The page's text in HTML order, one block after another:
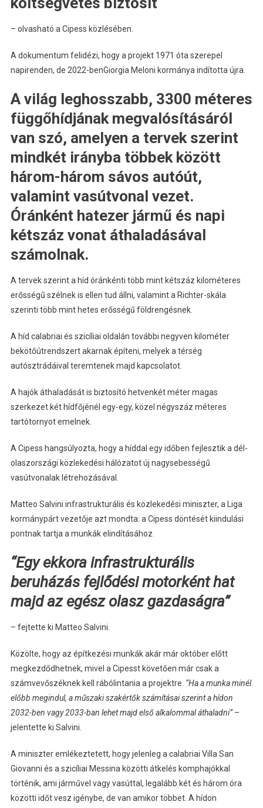
– olvasható a Cipess közlésében.
A dokumentum felidézi, hogy a projekt 1971 óta szerepel
napirenden, de 2022-benGiorgia Meloni kormánya indította újra.
A világ leghosszabb, 3300 méteres
függőhídjának megvalósításáról
van szó, amelyen a tervek szerint
mindkét irányba többek között
három-három sávos autóút,
valamint vasútvonal vezet.
Óránként hatezer jármű és napi
kétszáz vonat áthaladásával
számolnak.
A tervek szerint a híd óránkénti több mint kétszáz kilométeres
erősségű szélnek is ellen tud állni, valamint a Richter-skála
szerinti több mint hetes erősségű földrengésnek.
A híd calabriai és szicíliai oldalán további negyven kilométer
bekötőútrendszert akarnak építeni, melyek a térség
autósztrádáival teremtenek majd kapcsolatot.
A hajók áthaladását is biztosító hetvenkét méter magas
szerkezet két hídfőjénél egy-egy, közel négyszáz méteres
tartótornyot emelnek.
A Cipess hangsúlyozta, hogy a híddal egy időben fejlesztik a dél-
olaszországi közlekedési hálózatot új nagysebességű
vasútvonalak létrehozásával.
Matteo Salvini infrastrukturális és közlekedési miniszter, a Liga
kormánypárt vezetője azt mondta: a Cipess döntését kiindulási
pontnak tartja a munkák elindításához.
“Egy ekkora infrastrukturális
beruházás fejlődési motorként hat
majd az egész olasz gazdaságra”
– fejtette ki Matteo Salvini.
Közölte, hogy az építkezési munkák akár már október előtt
megkezdődhetnek, mivel a Cipesst követően már csak a
számvevőszéknek kell rábólintania a projektre. “Ha a munka minél
előbb megindul, a műszaki szakértők számításai szerint a hídon
2032-ben vagy 2033-ban lehet majd első alkalommal áthaladni”–
jelentette ki Salvini.
A miniszter emlékeztetett, hogy jelenleg a calabriai Villa San
Giovanni és a szicíliai Messina közötti átkelés komphajókkal
történik, ami járművel vagy vasúttal, legalább két és három óra
közötti időt vesz igénybe, de van amikor többet. A hídon